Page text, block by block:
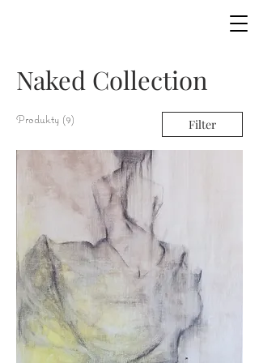
Naked Collection
Produkty (9) Filter